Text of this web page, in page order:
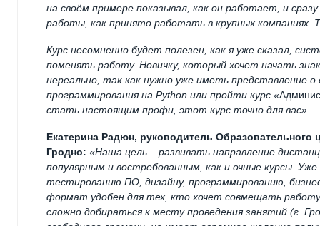
на своём примере показывал, как он работает, и
работы, как принято работать в крупных компаниях.
Курс несомненно будет полезен, как я уже сказал,
поменять работу. Новичку, который хочет начать
нереально, так как нужно уже иметь представление
программирования на Python или пройти курс «
стать настоящим профи, этот курс точно для вас».
Екатерина Радюн, руководитель
Гродно: «Наша цель – развивать направление
популярным и востребованным, как и очные курсы.
тестированию ПО, дизайну, программированию,
формат удобен для тех, кто хочет совмещать
сложно добираться к месту проведения занятий (г.